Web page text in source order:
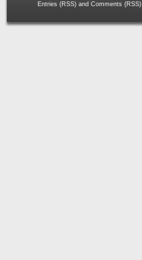
Entries (RSS) and Comments (RSS)